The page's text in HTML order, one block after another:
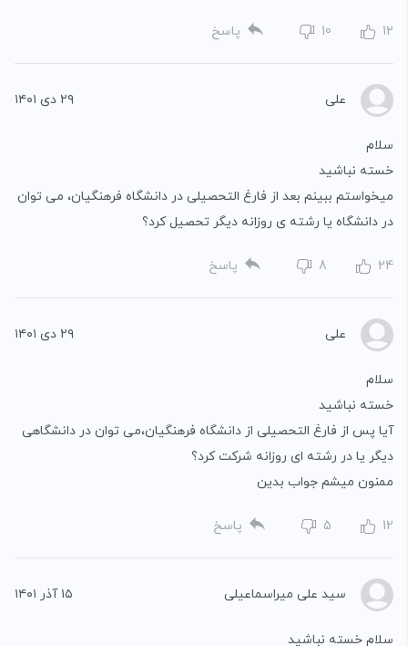
12
10 پاسخ
علی ۲۹ دی ۱۴۰۱
سلام
خسته نباشید
میخواستم ببینم بعد از فارغ التحصیلی در دانشگاه فرهنگیان، می توان
در دانشگاه یا رشته ی روزانه دیگر تحصیل کرد؟
24
8 پاسخ
علی ۲۹ دی ۱۴۰۱
سلام
خسته نباشید
آیا پس از فارغ التحصیلی از دانشگاه فرهنگیان،می توان در دانشگاهی
دیگر یا در رشته ای روزانه شرکت کرد؟
ممنون میشم جواب بدین
12
5 پاسخ
سید علی میراسماعیلی ۱۵ آذر ۱۴۰۱
سلام خسته نباشید